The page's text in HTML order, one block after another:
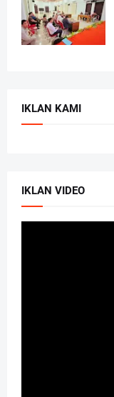
IKLAN KAMI
IKLAN VIDEO